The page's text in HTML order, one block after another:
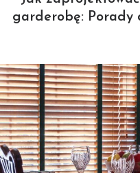
garderobę: